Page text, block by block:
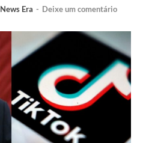
News Era - Deixe um comentário